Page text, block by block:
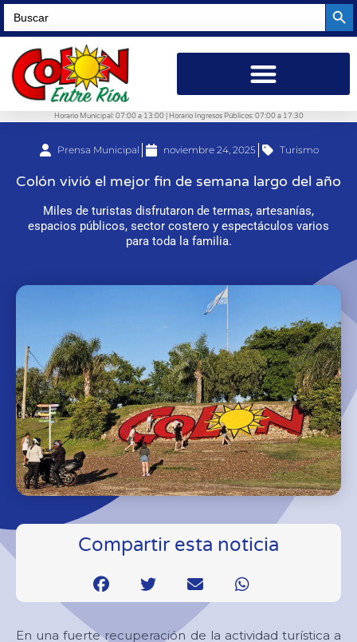
Search
for:
Horario Municipal: 07:00 a 13:00 | Horario Ingresos Públicos: 07:00 a 17:30
Prensa Municipal noviembre 24, 2025 Turismo
Colón vivió el mejor fin de semana largo del año
Miles de turistas disfrutaron de termas, artesanías,
espacios públicos, sector costero y espectáculos varios
para toda la familia.
Compartir esta noticia
En una fuerte recuperación de la actividad turística a